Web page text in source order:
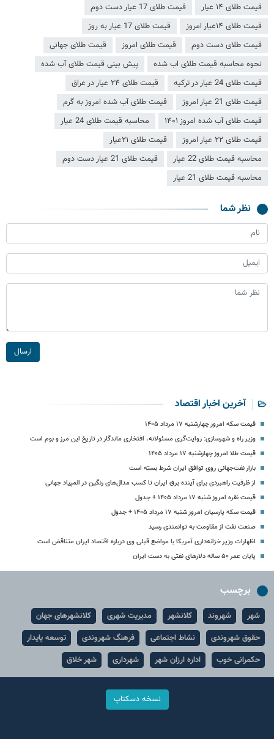
قیمت طلای ۱۴ عیار
قیمت طلای 17 عیار دست دوم
قیمت طلای ۱۴عیار امروز
قیمت طلای 17 عیار به روز
قیمت طلای دست دوم
قیمت طلای امروز
قیمت طلای جهانی
نحوه محاسبه قیمت طلای اب شده
پیش بینی قیمت طلای آب شده
قیمت طلای 24 عیار در ترکیه
قیمت طلای ۲۴ عیار در عراق
قیمت طلای 21 عیار امروز
قیمت طلای آب شده امروز به گرم
قیمت طلای آب شده امروز ۱۴۰۱
محاسبه قیمت طلای 24 عیار
قیمت طلای ۲۲ عیار امروز
قیمت طلای ۲۱عیار
محاسبه قیمت طلای 22 عیار
قیمت طلای 21 عیار دست دوم
محاسبه قیمت طلای 21 عیار
نظر شما
ارسال
آخرین اخبار اقتصاد
قیمت سکه امروز چهارشنبه ۱۷ مرداد ۱۴۰۵
وزیر راه و شهرسازی: روایت‌گری مسئولانه، افتخاری ماندگار در تاریخ این مرز و بوم است
قیمت طلا امروز چهارشنبه ۱۷ مرداد ۱۴۰۵
بازار نفت‌جهانی روی توافق ایران شرط بسته است
از ظرفیت راهبردی برای آینده برق ایران تا کسب مدال‌های رنگین در المپیاد جهانی
قیمت نقره امروز شنبه ۱۷ مرداد ۱۴۰۵ + جدول
قیمت سکه پارسیان امروز شنبه ۱۷ مرداد ۱۴۰۵ + جدول
صنعت نفت از مقاومت به توانمندی رسید
اظهارات وزیر خزانه‌داری آمریکا با مواضع قبلی وی درباره اقتصاد ایران متناقض است
پایان عمر ۵۰ ساله دلارهای نفتی به دست ایران
برچسب
شهر شهروند کلانشهر مدیریت شهری
کلانشهرهای جهان
حقوق شهروندی
نشاط اجتماعی فرهنگ شهروندی
توسعه پایدار
حکمرانی خوب
اداره ارزان شهر شهرداری شهر خلاق
نسخه دسکتاپ